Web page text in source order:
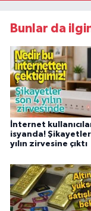
Bunlar da
İnternet
isyanda!
yılın zirvesine çıktı